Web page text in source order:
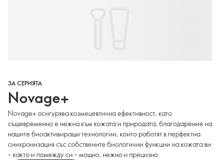
ЗА СЕРИЯТА
Novage+
Novage+ осигурява козмецевтична ефективност, като
същевременно е нежна към кожата и природата, благодарение на
нашите биоактивиращи технологии, които работят в перфектна
синхронизация със собствените биологични функции на кожата ви
– както и помежду си – мощно, нежно и прецизно.